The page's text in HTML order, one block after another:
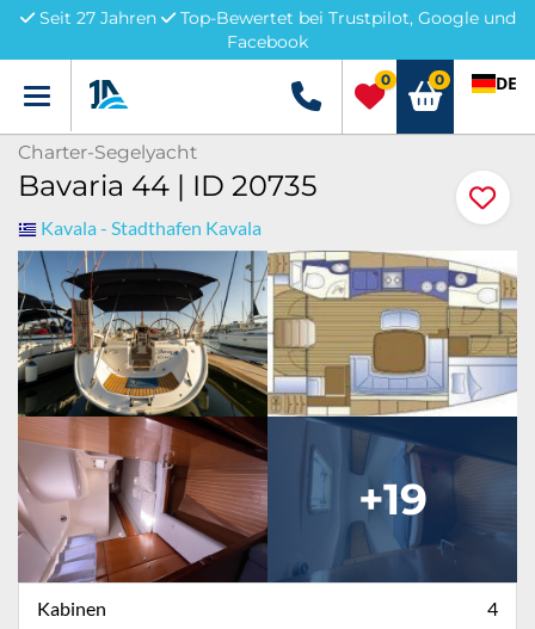
Seit 27 Jahren
Top-Bewertet bei Trustpilot, Google und
Facebook
Menü +49 5741 3222690
0 0 DE
Charter-Segelyacht
Bavaria 44 | ID 20735
Kavala - Stadthafen Kavala
+19
Kabinen 4